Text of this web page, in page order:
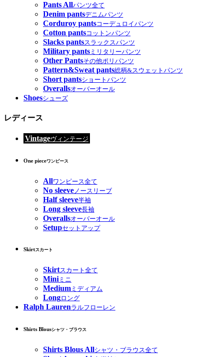
Pants Allパンツ全て
Denim pantsデニムパンツ
Corduroy pantsコーデュロイパンツ
Cotton pantsコットンパンツ
Slacks pantsスラックスパンツ
Military pants ミリタリーパンツ
Other Pantsその他ポリパンツ
Pattern&Sweat pants総柄&スウェットパンツ
Short pantsショートパンツ
Overallsオーバーオール
Shoesシューズ
レディース
Vintageヴィンテージ
One pieceワンピース
Allワンピース全て
No sleeve ノースリーブ
Half sleeve半袖
Long sleeve長袖
Overallsオーバーオール
Setupセットアップ
Skirtスカート
Skirtスカート全て
Miniミニ
Medium ミディアム
Longロング
Ralph Laurenラルフローレン
Shirts Blousシャツ・ブラウス
Shirts Blous Allシャツ・ブラウス全て